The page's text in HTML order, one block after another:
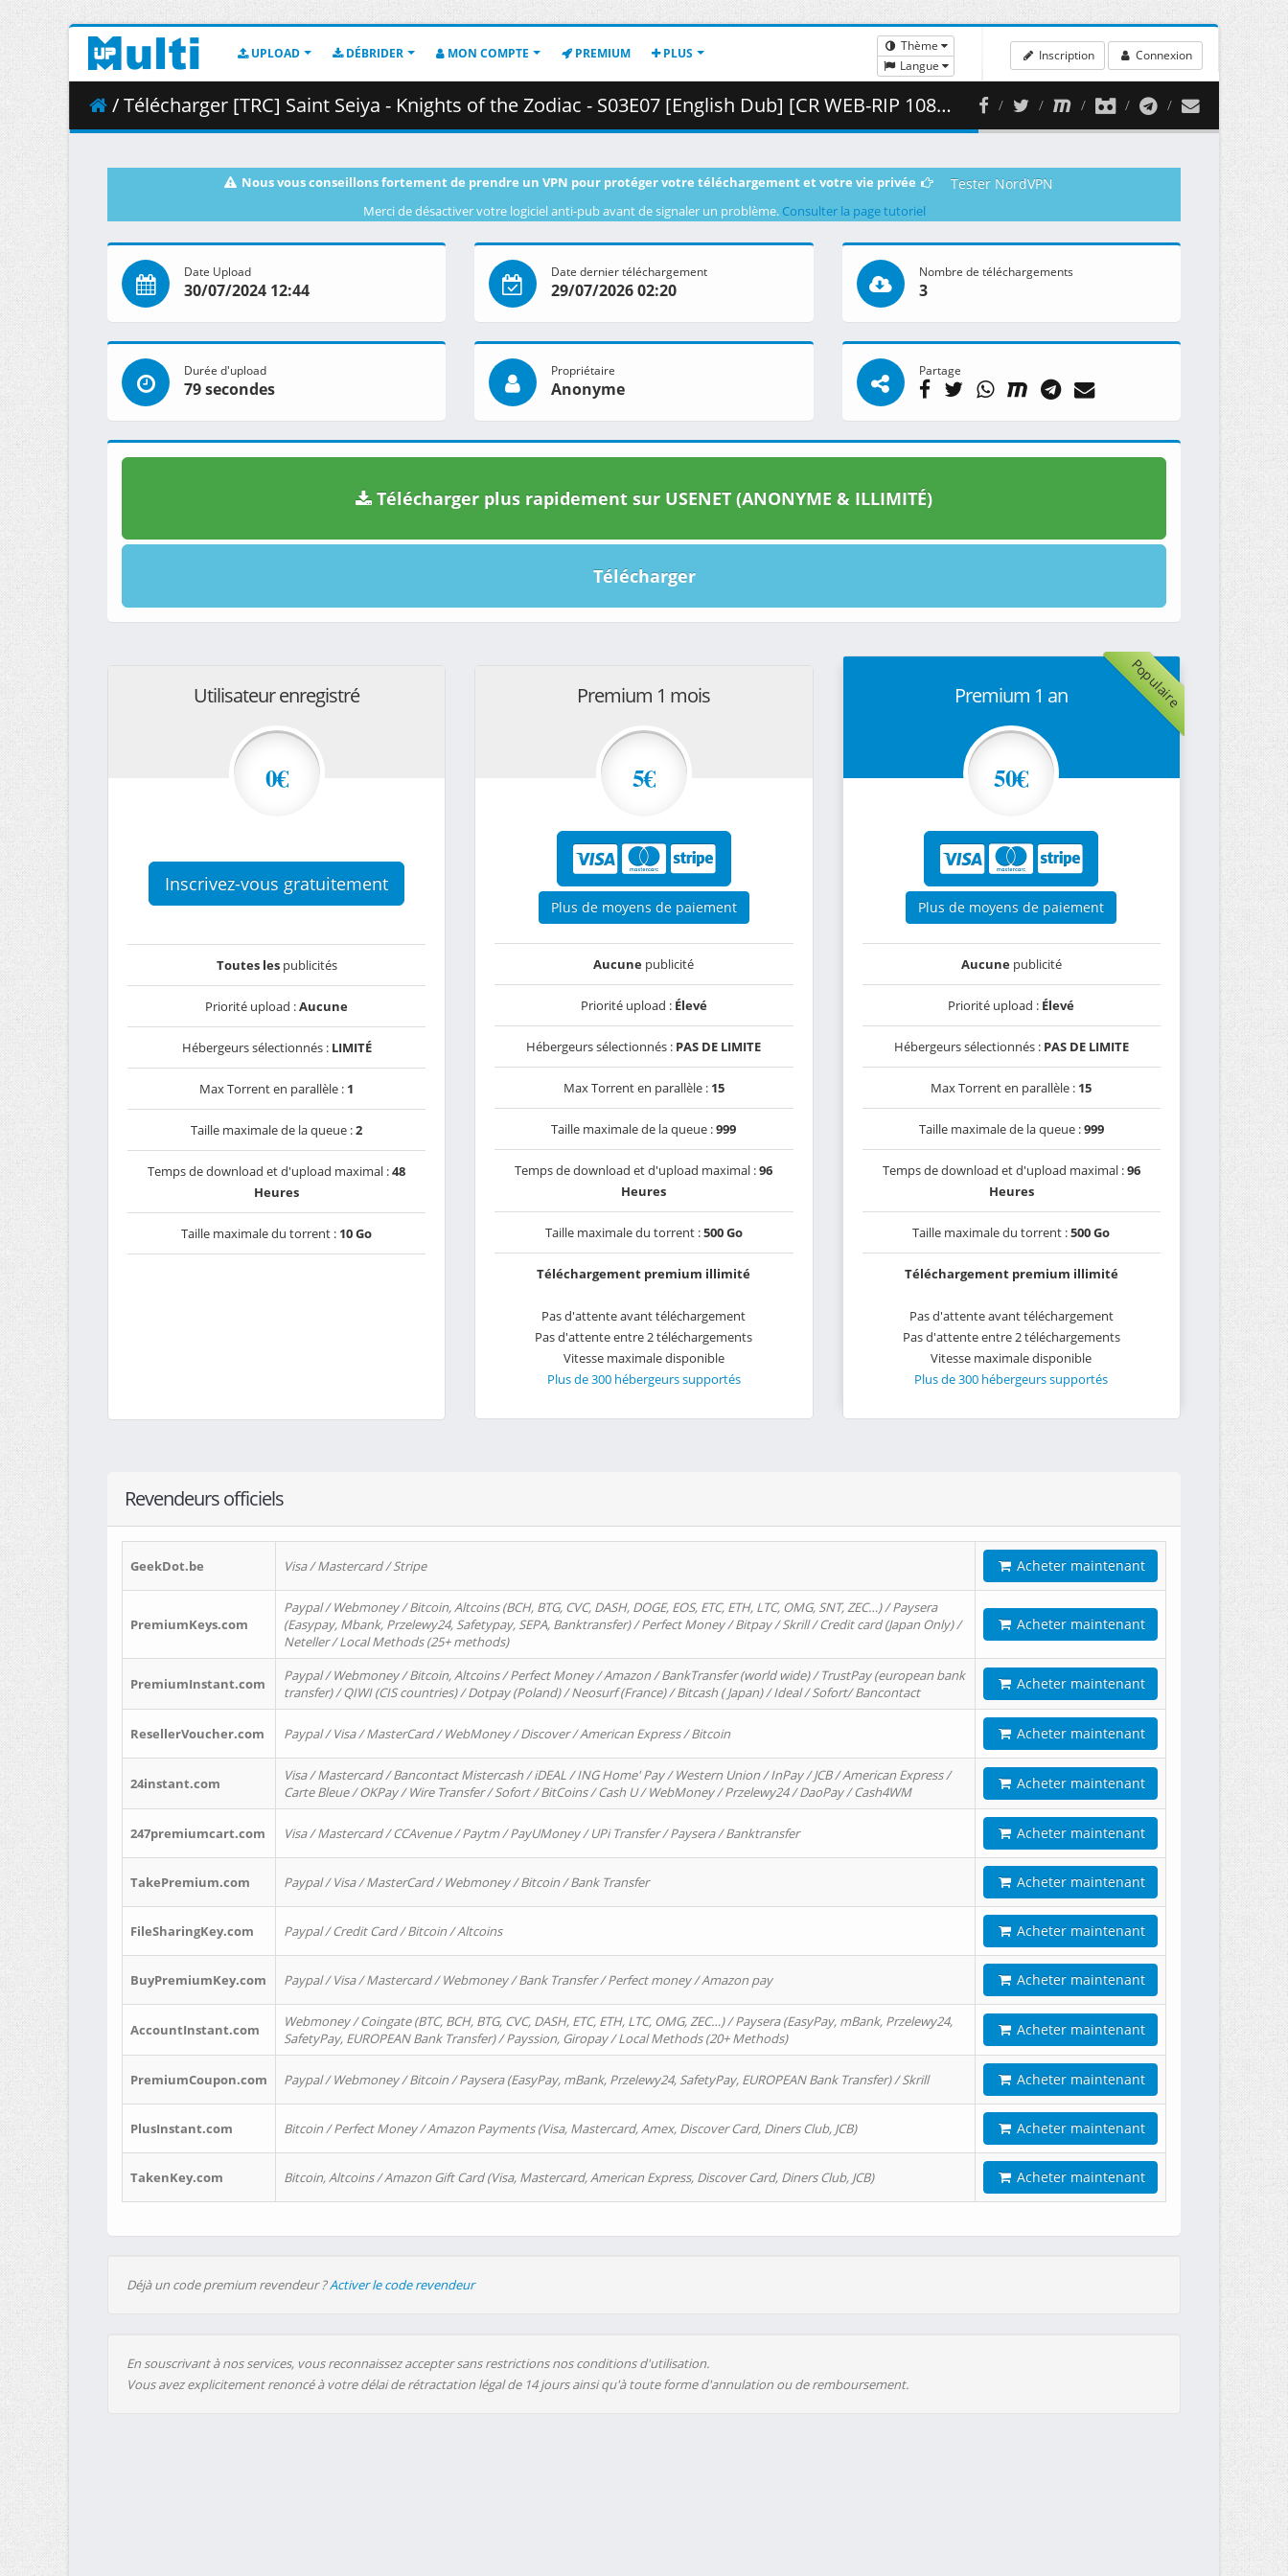
UPLOAD DÉBRIDER MON COMPTE PREMIUM PLUS
Thème
Langue
Inscription Connexion
/ Télécharger [TRC] Saint Seiya - Knights of the Zodiac - S03E07 [English Dub] [CR WEB-RIP 1080p HEVC-10 AAC] [732CF595].mkv.002 ( 369.37 MB )
Nous vous conseillons fortement de prendre un VPN pour protéger votre téléchargement et votre vie privée Tester NordVPN
Merci de désactiver votre logiciel anti-pub avant de signaler un problème. Consulter la page tutoriel
Date Upload
30/07/2024 12:44
Date dernier téléchargement
29/07/2026 02:20
Nombre de téléchargements
3
Durée d'upload
79 secondes
Propriétaire
Anonyme
Partage
Télécharger plus rapidement sur USENET (ANONYME & ILLIMITÉ)
Télécharger
Utilisateur enregistré
0€
Inscrivez-vous gratuitement
Toutes lespublicités
Priorité upload :Aucune
Hébergeurs sélectionnés : LIMITÉ
Max Torrent en parallèle : 1
Taille maximale de la queue :2
Temps de download et d'upload maximal :48
Heures
Taille maximale du torrent : 10 Go
Premium 1 mois
5€
Plus de moyens de paiement
Aucune publicité
Priorité upload : Élevé
Hébergeurs sélectionnés : PAS DE LIMITE
Max Torrent en parallèle : 15
Taille maximale de la queue :999
Temps de download et d'upload maximal :96
Heures
Taille maximale du torrent :500 Go
Téléchargement premium illimité
Pas d'attente avant téléchargement
Pas d'attente entre 2 téléchargements
Vitesse maximale disponible
Plus de 300 hébergeurs supportés
Populaire
Premium 1 an
50€
Plus de moyens de paiement
Aucunepublicité
Priorité upload : Élevé
Hébergeurs sélectionnés : PAS DE LIMITE
Max Torrent en parallèle : 15
Taille maximale de la queue :999
Temps de download et d'upload maximal :96
Heures
Taille maximale du torrent :500 Go
Téléchargement premium illimité
Pas d'attente avant téléchargement
Pas d'attente entre 2 téléchargements
Vitesse maximale disponible
Plus de 300 hébergeurs supportés
Revendeurs officiels
GeekDot.be Visa / Mastercard / Stripe Acheter maintenant
PremiumKeys.com
Paypal / Webmoney / Bitcoin, Altcoins (BCH, BTG, CVC, DASH, DOGE, EOS, ETC, ETH, LTC, OMG, SNT, ZEC…) / Paysera
(Easypay, Mbank, Przelewy24, Safetypay, SEPA, Banktransfer) / Perfect Money / Bitpay / Skrill / Credit card (Japan Only) /
Neteller / Local Methods (25+ methods)
Acheter maintenant
PremiumInstant.com
Paypal / Webmoney / Bitcoin, Altcoins / Perfect Money / Amazon / BankTransfer (world wide) / TrustPay (european bank
transfer) / QIWI (CIS countries) / Dotpay (Poland) / Neosurf (France) / Bitcash ( Japan) / Ideal / Sofort/ Bancontact
Acheter maintenant
ResellerVoucher.com Paypal / Visa / MasterCard / WebMoney / Discover / American Express / Bitcoin Acheter maintenant
24instant.com
Visa / Mastercard / Bancontact Mistercash / iDEAL / ING Home' Pay / Western Union / InPay / JCB / American Express /
Carte Bleue / OKPay / Wire Transfer / Sofort / BitCoins / Cash U / WebMoney / Przelewy24 / DaoPay / Cash4WM
Acheter maintenant
247premiumcart.com Visa / Mastercard / CCAvenue / Paytm / PayUMoney / UPi Transfer / Paysera / Banktransfer Acheter maintenant
TakePremium.com Paypal / Visa / MasterCard / Webmoney / Bitcoin / Bank Transfer Acheter maintenant
FileSharingKey.com Paypal / Credit Card / Bitcoin / Altcoins Acheter maintenant
BuyPremiumKey.com Paypal / Visa / Mastercard / Webmoney / Bank Transfer / Perfect money / Amazon pay Acheter maintenant
AccountInstant.com
Webmoney / Coingate (BTC, BCH, BTG, CVC, DASH, ETC, ETH, LTC, OMG, ZEC…) / Paysera (EasyPay, mBank, Przelewy24,
SafetyPay, EUROPEAN Bank Transfer) / Payssion, Giropay / Local Methods (20+ Methods)
Acheter maintenant
PremiumCoupon.com Paypal / Webmoney / Bitcoin / Paysera (EasyPay, mBank, Przelewy24, SafetyPay, EUROPEAN Bank Transfer) / Skrill Acheter maintenant
PlusInstant.com Bitcoin / Perfect Money / Amazon Payments (Visa, Mastercard, Amex, Discover Card, Diners Club, JCB) Acheter maintenant
TakenKey.com Bitcoin, Altcoins / Amazon Gift Card (Visa, Mastercard, American Express, Discover Card, Diners Club, JCB) Acheter maintenant
Déjà un code premium revendeur ?Activer le code revendeur
En souscrivant à nos services, vous reconnaissez accepter sans restrictions nos conditions d'utilisation.
Vous avez explicitement renoncé à votre délai de rétractation légal de 14 jours ainsi qu'à toute forme d'annulation ou de remboursement.